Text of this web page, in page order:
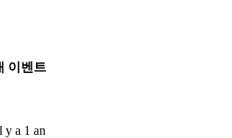
이벤트
y a 1 an